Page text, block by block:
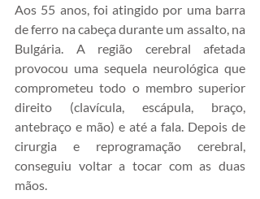
Aos 55 anos, foi atingido por uma barra
de ferro na cabeça durante um assalto, na
Bulgária. A região cerebral afetada
provocou uma sequela neurológica que
comprometeu todo o membro superior
direito (clavícula, escápula, braço,
antebraço e mão) e até a fala. Depois de
cirurgia e reprogramação cerebral,
conseguiu voltar a tocar com as duas
mãos.